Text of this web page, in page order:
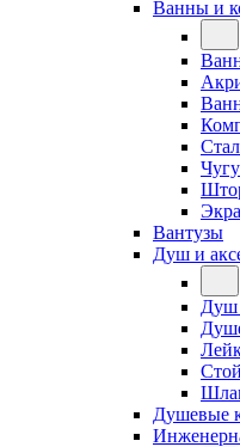
Ванны и
Вантузы
Душ и
Душ
Душевые